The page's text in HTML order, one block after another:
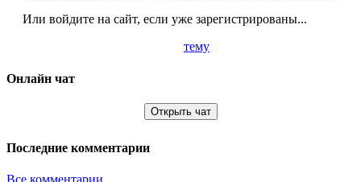
Или войдите на сайт, если уже зарегистрированы...
тему
Онлайн чат
Открыть чат
Последние комментарии